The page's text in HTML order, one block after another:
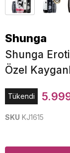
Shunga
Shunga
Özel
Tükendi
SKU KJ1615